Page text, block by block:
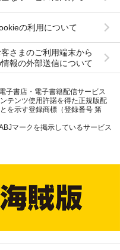
の利用について
客さまのご利用端末から
報の外部送信について
子書店・電子書籍配信サービス
テンツ使用許諾を得た正規版配
を示す登録商標（登録番号 第
マークを掲示しているサービス